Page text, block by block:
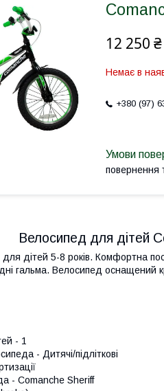
12 250 ₴
Немає в
+380 (97)
повернення
Велосипед для дітей
дітей 5-8 років. Комфортна
гальма. Велосипед оснащений
- 1
- Дитячі/підліткові
- Comanche Sheriff